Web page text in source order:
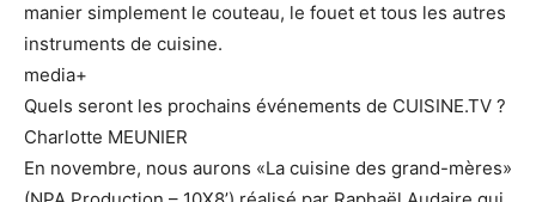
manier simplement le couteau, le fouet et tous les autres
instruments de cuisine.
media+
Quels seront les prochains événements de CUISINE.TV ?
Charlotte MEUNIER
En novembre, nous aurons «La cuisine des grand-mères»